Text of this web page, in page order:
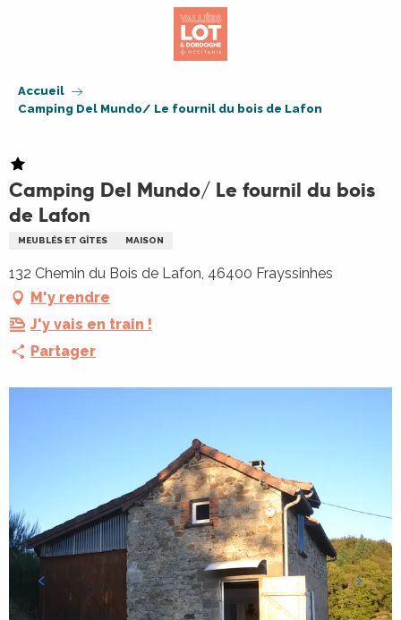
Accueil
Camping Del Mundo/ Le fournil du bois de Lafon
Camping Del Mundo/ Le fournil du bois
de Lafon
MEUBLÉS ET GÎTES MAISON
132 Chemin du Bois de Lafon, 46400 Frayssinhes
M'y rendre
J'y vais en train !
Partager